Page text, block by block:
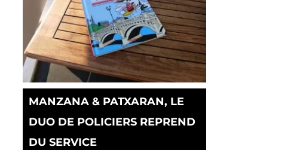
MANZANA & PATXARAN, LE
DUO DE POLICIERS REPREND
DU SERVICE